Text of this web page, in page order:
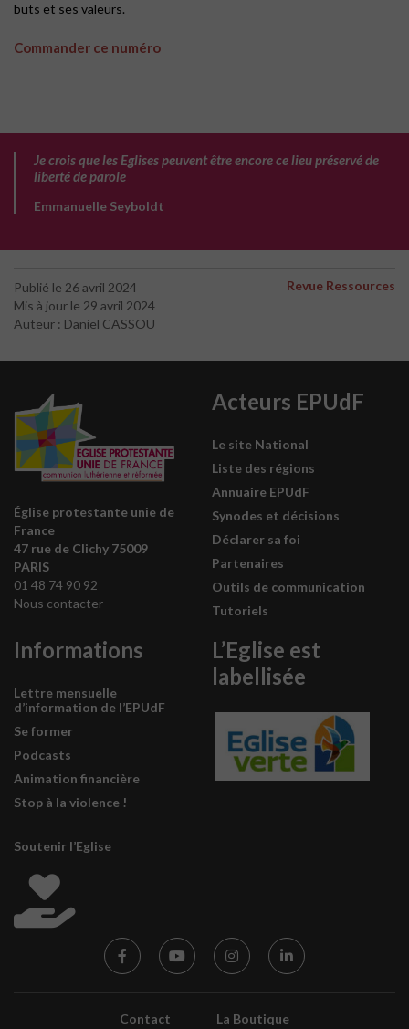
buts et ses valeurs.
Commander ce numéro
Je crois que les Eglises peuvent être encore ce lieu préservé de
liberté de parole
Emmanuelle Seyboldt
Publié le 26 avril 2024
Mis à jour le 29 avril 2024
Auteur : Daniel CASSOU
Revue Ressources
Église protestante unie de
France
47 rue de Clichy 75009
PARIS
01 48 74 90 92
Nous contacter
Acteurs EPUdF
Le site National
Liste des régions
Annuaire EPUdF
Synodes et décisions
Déclarer sa foi
Partenaires
Outils de communication
Tutoriels
Informations
Lettre mensuelle
d’information de l’EPUdF
Se former
Podcasts
Animation financière
Stop à la violence !
Soutenir l’Eglise
L’Eglise est
labellisée
Contact La Boutique